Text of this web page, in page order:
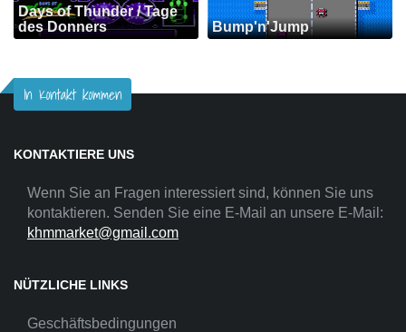
Days of Thunder / Tage
des Donners
Bump'n'Jump
In Kontakt kommen
KONTAKTIERE UNS
Wenn Sie an Fragen interessiert sind, können Sie uns
kontaktieren. Senden Sie eine E-Mail an unsere E-Mail:
khmmarket@gmail.com
NÜTZLICHE LINKS
Geschäftsbedingungen